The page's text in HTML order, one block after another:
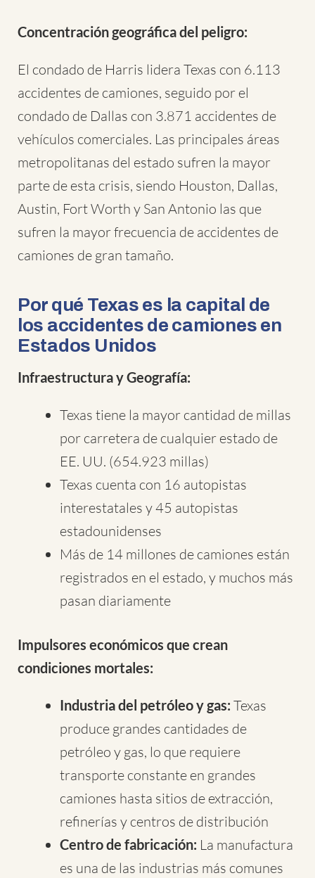
Concentración geográfica del peligro:
El condado de Harris lidera Texas con 6.113
accidentes de camiones, seguido por el
condado de Dallas con 3.871 accidentes de
vehículos comerciales. Las principales áreas
metropolitanas del estado sufren la mayor
parte de esta crisis, siendo Houston, Dallas,
Austin, Fort Worth y San Antonio las que
sufren la mayor frecuencia de accidentes de
camiones de gran tamaño.
Por qué Texas es la capital de
los accidentes de camiones en
Estados Unidos
Infraestructura y Geografía:
Texas tiene la mayor cantidad de millas
por carretera de cualquier estado de
EE. UU. (654.923 millas)
Texas cuenta con 16 autopistas
interestatales y 45 autopistas
estadounidenses
Más de 14 millones de camiones están
registrados en el estado, y muchos más
pasan diariamente
Impulsores económicos que crean
condiciones mortales:
Industria del petróleo y gas: Texas
produce grandes cantidades de
petróleo y gas, lo que requiere
transporte constante en grandes
camiones hasta sitios de extracción,
refinerías y centros de distribución
Centro de fabricación: La manufactura
es una de las industrias más comunes